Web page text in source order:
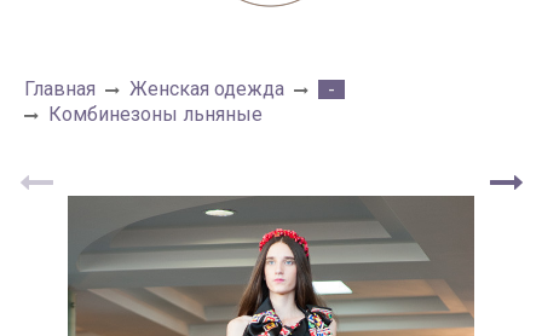
Главная Женская одежда
-
Комбинезоны льняные